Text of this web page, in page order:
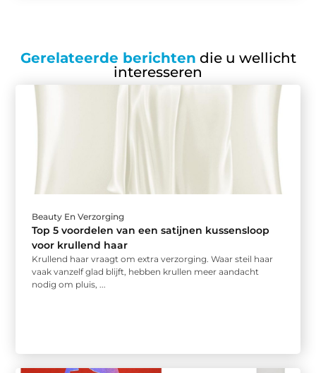
Gerelateerde berichten die u wellicht
interesseren
Beauty En Verzorging
Top 5 voordelen van een satijnen kussensloop
voor krullend haar
Krullend haar vraagt om extra verzorging. Waar steil haar
vaak vanzelf glad blijft, hebben krullen meer aandacht
nodig om pluis, ...